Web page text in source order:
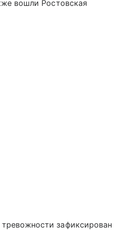
вошли Ростовская
зафиксирован